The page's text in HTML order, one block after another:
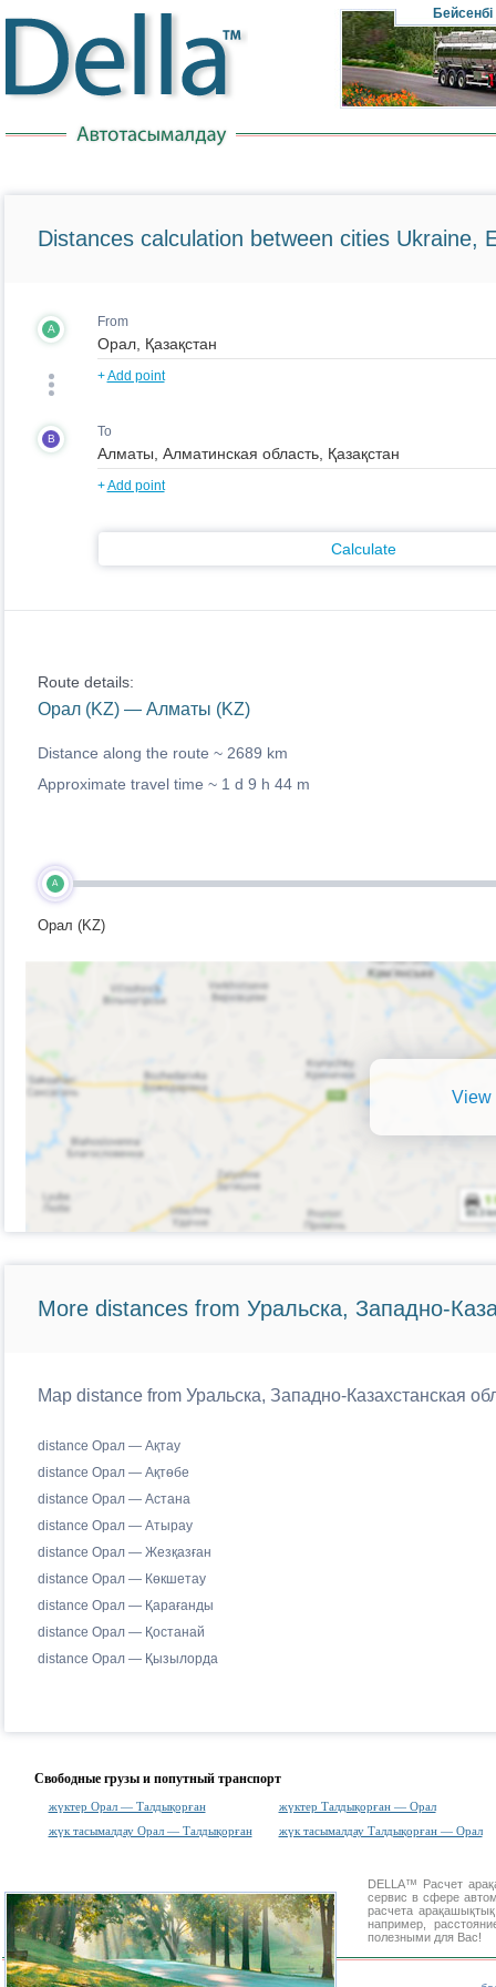
Бейсенбі
Distances calculation between cities Ukraine,
A From
+Add point
B To
+Add point
Calculate
Route details:
Орал (KZ) — Алматы (KZ)
Distance along the route ~ 2689 km
Approximate travel time ~ 1 d 9 h 44 m
A
Орал (KZ)
View
More distances from Уральска, Западно-
Map distance from Уральска, Западно-Казахстанская
distance Орал — Ақтау
distance Орал — Ақтөбе
distance Орал — Астана
distance Орал — Атырау
distance Орал — Жезқазған
distance Орал — Көкшетау
distance Орал — Қарағанды
distance Орал — Қостанай
distance Орал — Қызылорда
Свободные грузы и попутный транспорт
жүктер Орал — Талдықорған
жүктер Талдықорған — Орал
жүк тасымалдау Орал — Талдықорған
жүк тасымалдау Талдықорған — Орал
DELLA™ Расчет
сервис в сфере
расчета
например,
полезными для Вас!